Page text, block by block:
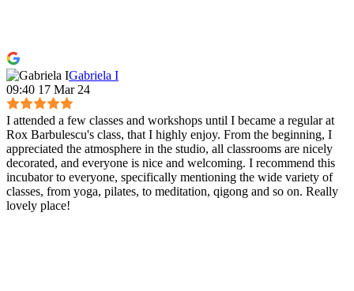
Gabriela I
09:40 17 Mar 24
I attended a few classes and workshops until I became a regular at
Rox Barbulescu's class, that I highly enjoy. From the beginning, I
appreciated the atmosphere in the studio, all classrooms are nicely
decorated, and everyone is nice and welcoming. I recommend this
incubator to everyone, specifically mentioning the wide variety of
classes, from yoga, pilates, to meditation, qigong and so on. Really
lovely place!